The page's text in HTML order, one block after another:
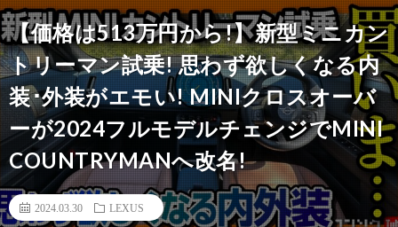
【価格は513万円から!】新型ミニカン
トリーマン試乗! 思わず欲しくなる内
装･外装がエモい! MINIクロスオーバ
ーが2024フルモデルチェンジでMINI
COUNTRYMANへ改名!
2024.03.30 LEXUS